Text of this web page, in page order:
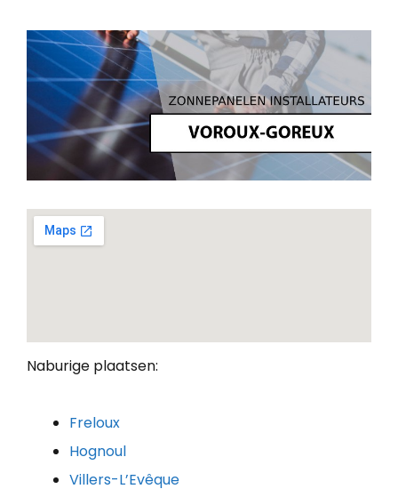
Naburige plaatsen:
Freloux
Hognoul
Villers-L’Evêque